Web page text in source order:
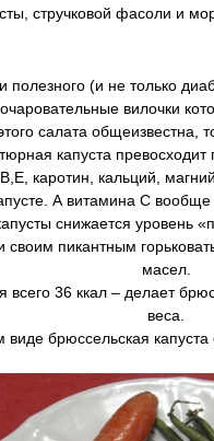
стручковой фасоли и
полезного (и не только
вилочки
салата общеизвестна,
капуста
каротин, кальций,
А витамина С
снижается уровень
своим пикантным
масел.
всего 36 ккал – делает
веса.
брюссельская капуста